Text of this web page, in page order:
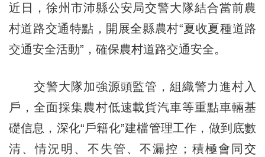
近日，徐州市沛縣公安局交警大隊結合當前農
村道路交通特點，開展全縣農村“夏收夏種道路
交通安全活動”，確保農村道路交通安全。
交警大隊加強源頭監管，組織警力進村入
戶，全面採集農村低速載貨汽車等重點車輛基
礎信息，深化“戶籍化”建檔管理工作，做到底數
清、情況明、不失管、不漏控；積極會同交